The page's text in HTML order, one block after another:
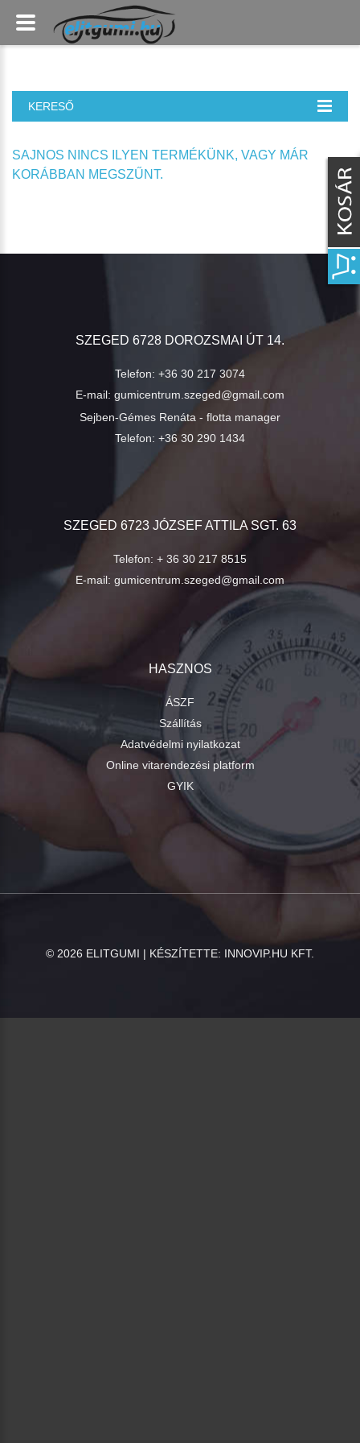
KERESŐ
SAJNOS NINCS ILYEN TERMÉKÜNK, VAGY MÁR
KORÁBBAN MEGSZŰNT.
SZEGED 6728 DOROZSMAI ÚT 14.
Telefon: +36 30 217 3074
E-mail: gumicentrum.szeged@gmail.com
Sejben-Gémes Renáta - flotta manager
Telefon: +36 30 290 1434
SZEGED 6723 JÓZSEF ATTILA SGT. 63
Telefon: + 36 30 217 8515
E-mail: gumicentrum.szeged@gmail.com
HASZNOS
ÁSZF
Szállítás
Adatvédelmi nyilatkozat
Online vitarendezési platform
GYIK
© 2026 ELITGUMI | KÉSZÍTETTE: INNOVIP.HU KFT.